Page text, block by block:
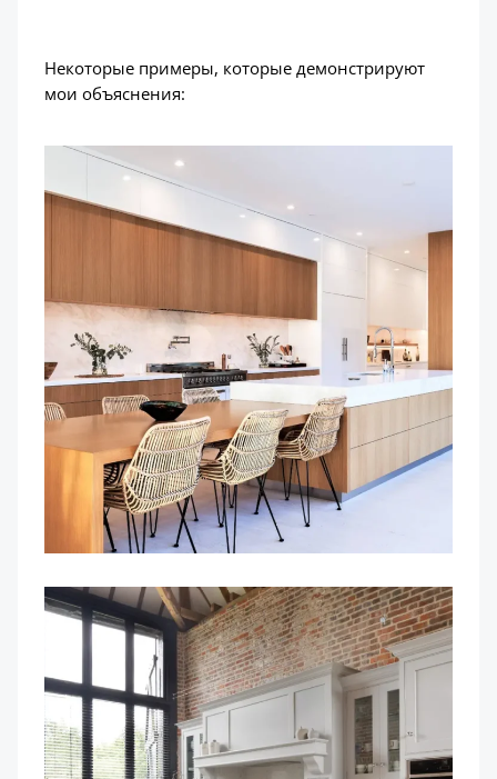
Некоторые примеры, которые демонстрируют
мои объяснения: